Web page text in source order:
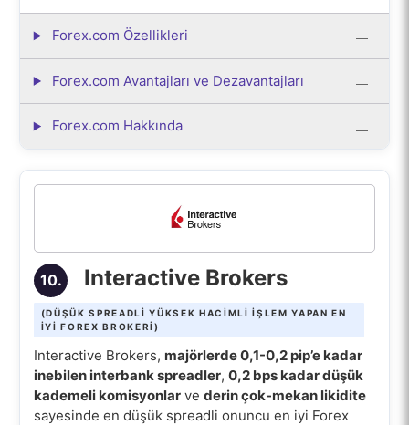
Forex.com Özellikleri
Forex.com Avantajları ve Dezavantajları
Forex.com Hakkında
10. Interactive Brokers
(DÜŞÜK SPREADLI YÜKSEK HACIMLI IŞLEM YAPAN EN
IYI FOREX BROKERI)
Interactive Brokers, majörlerde 0,1-0,2 pip’e kadar
inebilen interbank spreadler, 0,2 bps kadar düşük
kademeli komisyonlarve derin çok-mekan likidite
sayesinde en düşük spreadli onuncu en iyi Forex